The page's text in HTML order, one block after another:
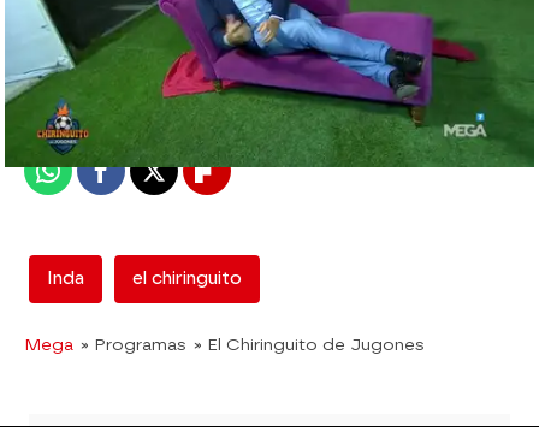
mega
Madrid
Publicado: 29 de agosto de 2017, 01:44
WhatsappFacebook
X Flipboard
Inda el chiringuito
Mega » Programas » El Chiringuito de Jugones